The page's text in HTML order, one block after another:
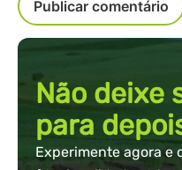
Não deixe
para
Experimente agora e